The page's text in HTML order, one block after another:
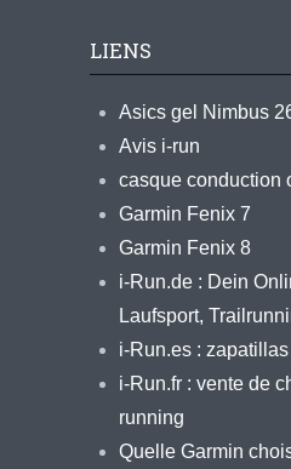
LIENS
Asics gel Nimbus
Avis i-run
casque conduction
Garmin Fenix 7
Garmin Fenix 8
i-Run.de : Dein
Laufsport,
i-Run.es :
i-Run.fr : vente de
running
Quelle Garmin